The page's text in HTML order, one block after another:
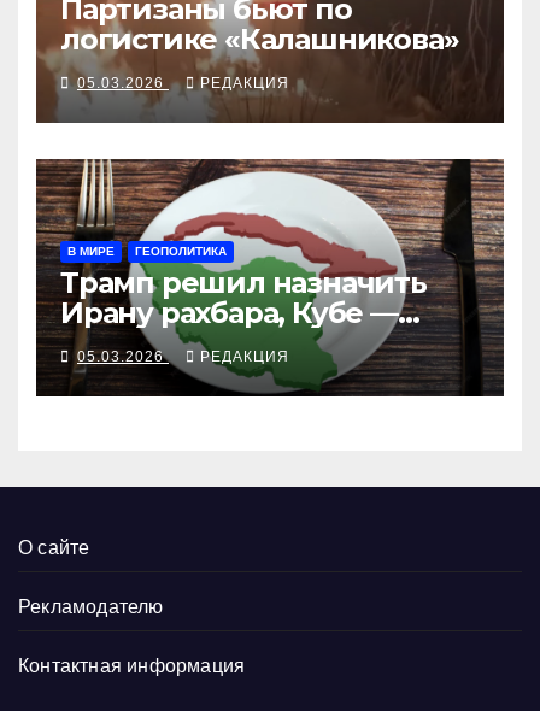
Партизаны бьют по
логистике «Калашникова»
05.03.2026 РЕДАКЦИЯ
В МИРЕ ГЕОПОЛИТИКА
Трамп решил назначить
Ирану рахбара, Кубе —
генсека, а Зеленским опять
недоволен
05.03.2026 РЕДАКЦИЯ
О сайте
Рекламодателю
Контактная информация